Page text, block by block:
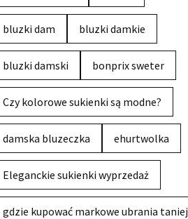
bluzki dam bluzki damkie
bluzki damski bonprix sweter
Czy kolorowe sukienki są modne?
damska bluzeczka ehurtwolka
Eleganckie sukienki wyprzedaż
gdzie kupować markowe ubrania taniej